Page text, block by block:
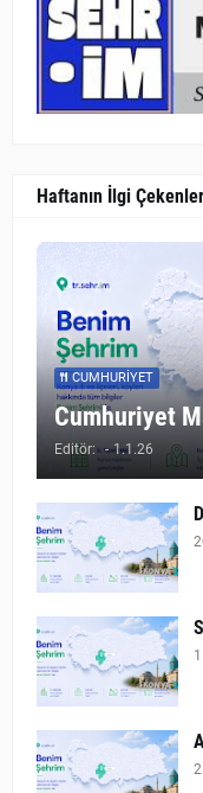
Haftanın İlgi
CUMHURIYET
Cumhuriyet
Editör: - 1.1.26